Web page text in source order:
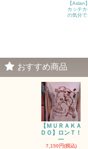
【Aslan】
カッチ
の気分
おすすめ商品
【ＭＵＲＡＫＡ
ＤＯ】ロンＴ！
一
7,150円(税込)